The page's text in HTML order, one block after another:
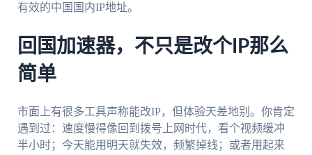
有效的中国国内IP地址。
回国加速器，不只是改个IP那么
简单
市面上有很多工具声称能改IP，但体验天差地别。你肯定
遇到过：速度慢得像回到拨号上网时代，看个视频缓冲
半小时；今天能用明天就失效，频繁掉线；或者用起来